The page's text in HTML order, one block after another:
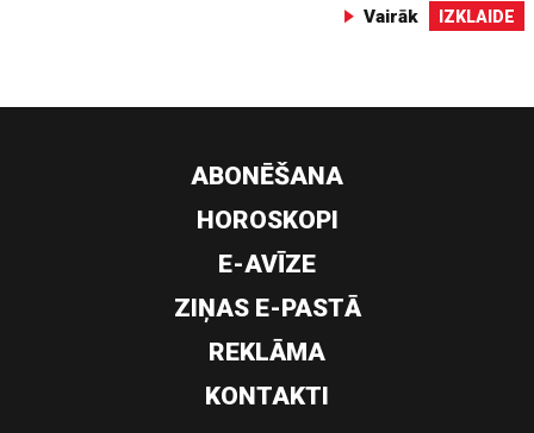
Vairāk IZKLAIDE
ABONĒŠANA
HOROSKOPI
E-AVĪZE
ZIŅAS E-PASTĀ
REKLĀMA
KONTAKTI